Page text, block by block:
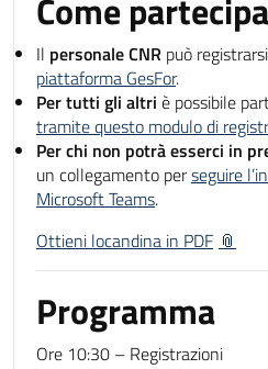
Come
Il personale CNR può
piattaforma GesFor.
Per tutti gli altri è possibile
tramite questo modulo di
Per chi non potrà esserci in
un collegamento perseguire
Microsoft Teams.
Ottieni locandina in PDF
Programma
Ore 10:30 – Registrazioni